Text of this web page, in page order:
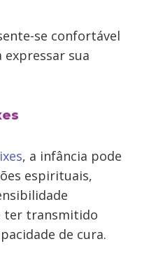
se confortável
sua
, a infância pode
espirituais,
ter transmitido
de cura.